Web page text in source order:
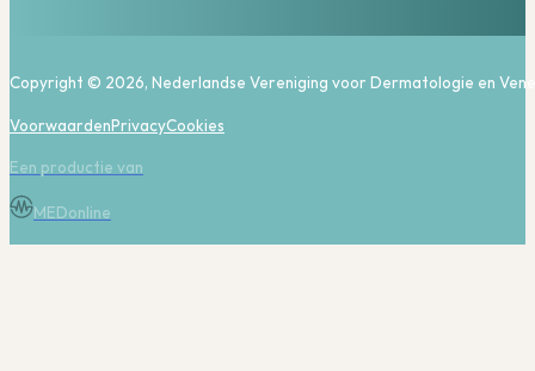
Copyright © 2026, Nederlandse Vereniging voor Dermatologie en
VoorwaardenPrivacyCookies
Een productie van
MEDonline